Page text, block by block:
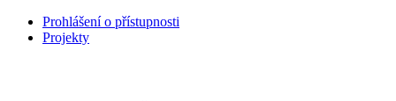
Prohlášení o přístupnosti
Projekty